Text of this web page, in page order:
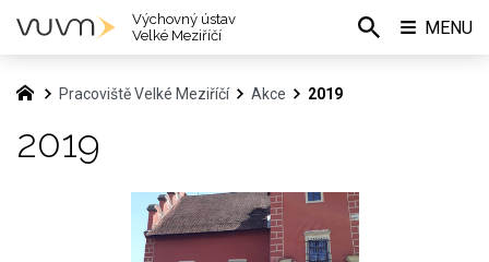
Pracoviště Velké Meziříčí Akce 2019
2019
Výchovný ústav
Velké Meziříčí
MENU